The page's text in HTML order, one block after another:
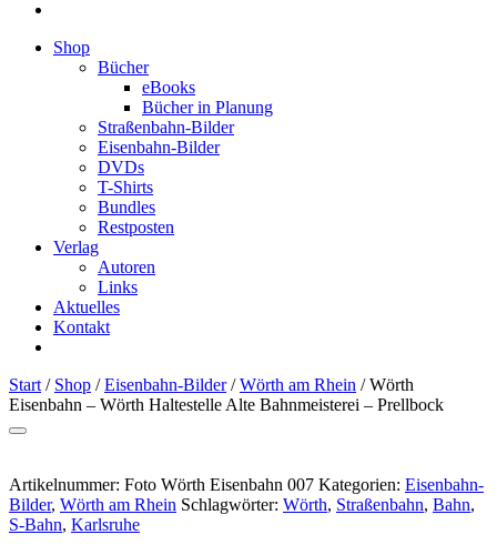
Shop
Bücher
eBooks
Bücher in Planung
Straßenbahn-Bilder
Eisenbahn-Bilder
DVDs
T-Shirts
Bundles
Restposten
Verlag
Autoren
Links
Aktuelles
Kontakt
Start / Shop /Eisenbahn-Bilder/Wörth am Rhein / Wörth
Eisenbahn – Wörth Haltestelle Alte Bahnmeisterei – Prellbock
Artikelnummer: Foto Wörth Eisenbahn 007 Kategorien: Eisenbahn-
Bilder, Wörth am Rhein Schlagwörter: Wörth, Straßenbahn, Bahn,
S-Bahn, Karlsruhe